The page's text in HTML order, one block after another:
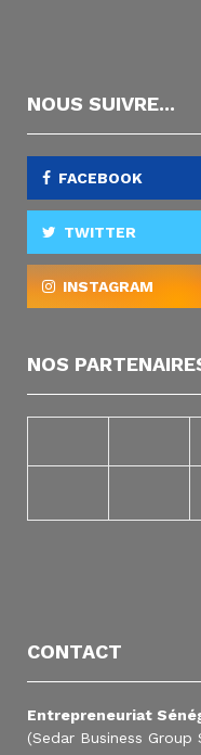
NOUS SUIVRE...
FACEBOOK
TWITTER
INSTAGRAM
NOS
CONTACT
Entrepreneuriat
(Sedar Business Group